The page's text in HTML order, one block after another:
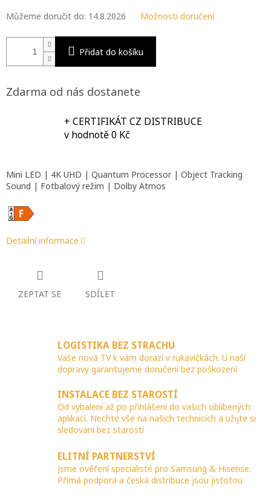
Můžeme doručit do: 14.8.2026 Možnosti doručení
Přidat do košíku
Zdarma od nás dostanete
+ CERTIFIKÁT CZ DISTRIBUCE
v hodnotě 0 Kč
Mini LED | 4K UHD | Quantum Processor | Object Tracking
Sound | Fotbalový režim | Dolby Atmos
Detailní informace
ZEPTAT SE SDÍLET
LOGISTIKA BEZ STRACHU
Vaše nová TV k vám dorazí v rukavičkách. U naší
dopravy garantujeme doručení bez poškození
INSTALACE BEZ STAROSTÍ
Od vybalení až po přihlášení do vašich oblíbených
aplikací. Nechte vše na našich technicích a užijte si
sledování bez starostí
ELITNÍ PARTNERSTVÍ
Jsme ověření specialisté pro Samsung & Hisense.
Přímá podpora a česká distribuce jsou jistotou